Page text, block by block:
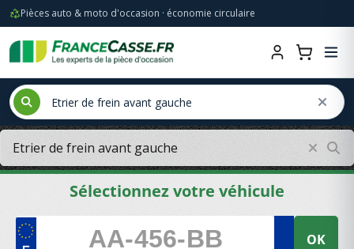
Pièces auto & moto d'occasion · économie circulaire
Sélectionnez votre véhicule
OK